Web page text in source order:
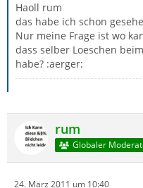
Haoll rum
das habe ich schon
Nur meine Frage ist wo
dass selber Loeschen
habe? :aerger:
rum
Globaler
24. März 2011 um 10:40